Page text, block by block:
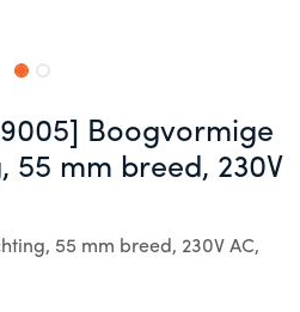
9005] Boogvormige
55 mm breed, 230V
55 mm breed, 230V AC,